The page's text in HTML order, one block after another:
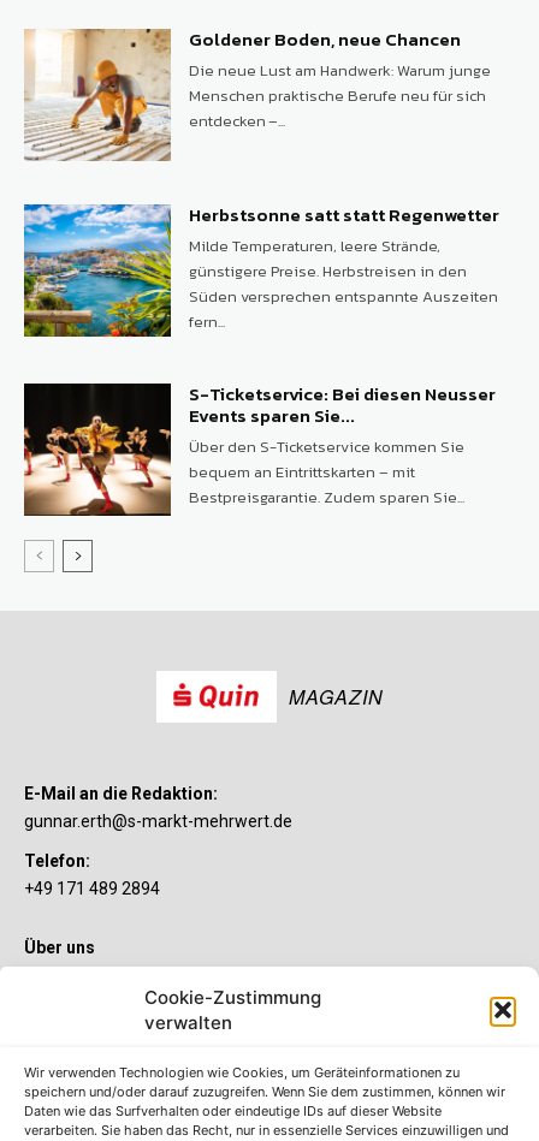
Cookie-Zustimmung
verwalten
Wir verwenden Technologien wie Cookies, um Geräteinformationen zu
speichern und/oder darauf zuzugreifen. Wenn Sie dem zustimmen, können wir
Daten wie das Surfverhalten oder eindeutige IDs auf dieser Website
verarbeiten. Sie haben das Recht, nur in essenzielle Services einzuwilligen und
Goldener Boden, neue Chancen
Die neue Lust am Handwerk: Warum junge
Menschen praktische Berufe neu für sich
entdecken –...
Herbstsonne satt statt Regenwetter
Milde Temperaturen, leere Strände,
günstigere Preise. Herbstreisen in den
Süden versprechen entspannte Auszeiten
fern...
S-Ticketservice: Bei diesen Neusser
Events sparen Sie...
Über den S-Ticketservice kommen Sie
bequem an Eintrittskarten – mit
Bestpreisgarantie. Zudem sparen Sie...
MAGAZIN
E-Mail an die Redaktion:
gunnar.erth@s-markt-mehrwert.de
Telefon:
+49 171 489 2894
Über uns
Sie wollen mehr als ein gewöhnliches Girokonto? Dann ist unser
S-Quin Konto genau das Richtige für Sie. Die beiden
etliche Inklusivleistungen. Im S-Quin Magazin erfahren Sie
immer, was es Neues gibt.